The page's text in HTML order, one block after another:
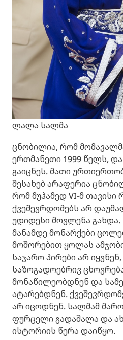
ლალა სალმა
ცნობილია, რომ
ერთმანეთი 1999 წელს,
გაიცნეს. მათი
შესახებ არაფერია
რომ მუჰამედ VI-მ თავისი
ქვეშევრდომებს არ
უდიდესი მოვლენა გახდა.
მანამდე მონარქები
მოშორებით ყოლას
საჯარო პირები არ იყვნენ,
საზოგადოებრივ
მონაწილეობდნენ და
ატარებდნენ.
არ იცოდნენ. სალმამ
ფურცელი გადაშალა და
ისტორიის წერა დაიწყო.